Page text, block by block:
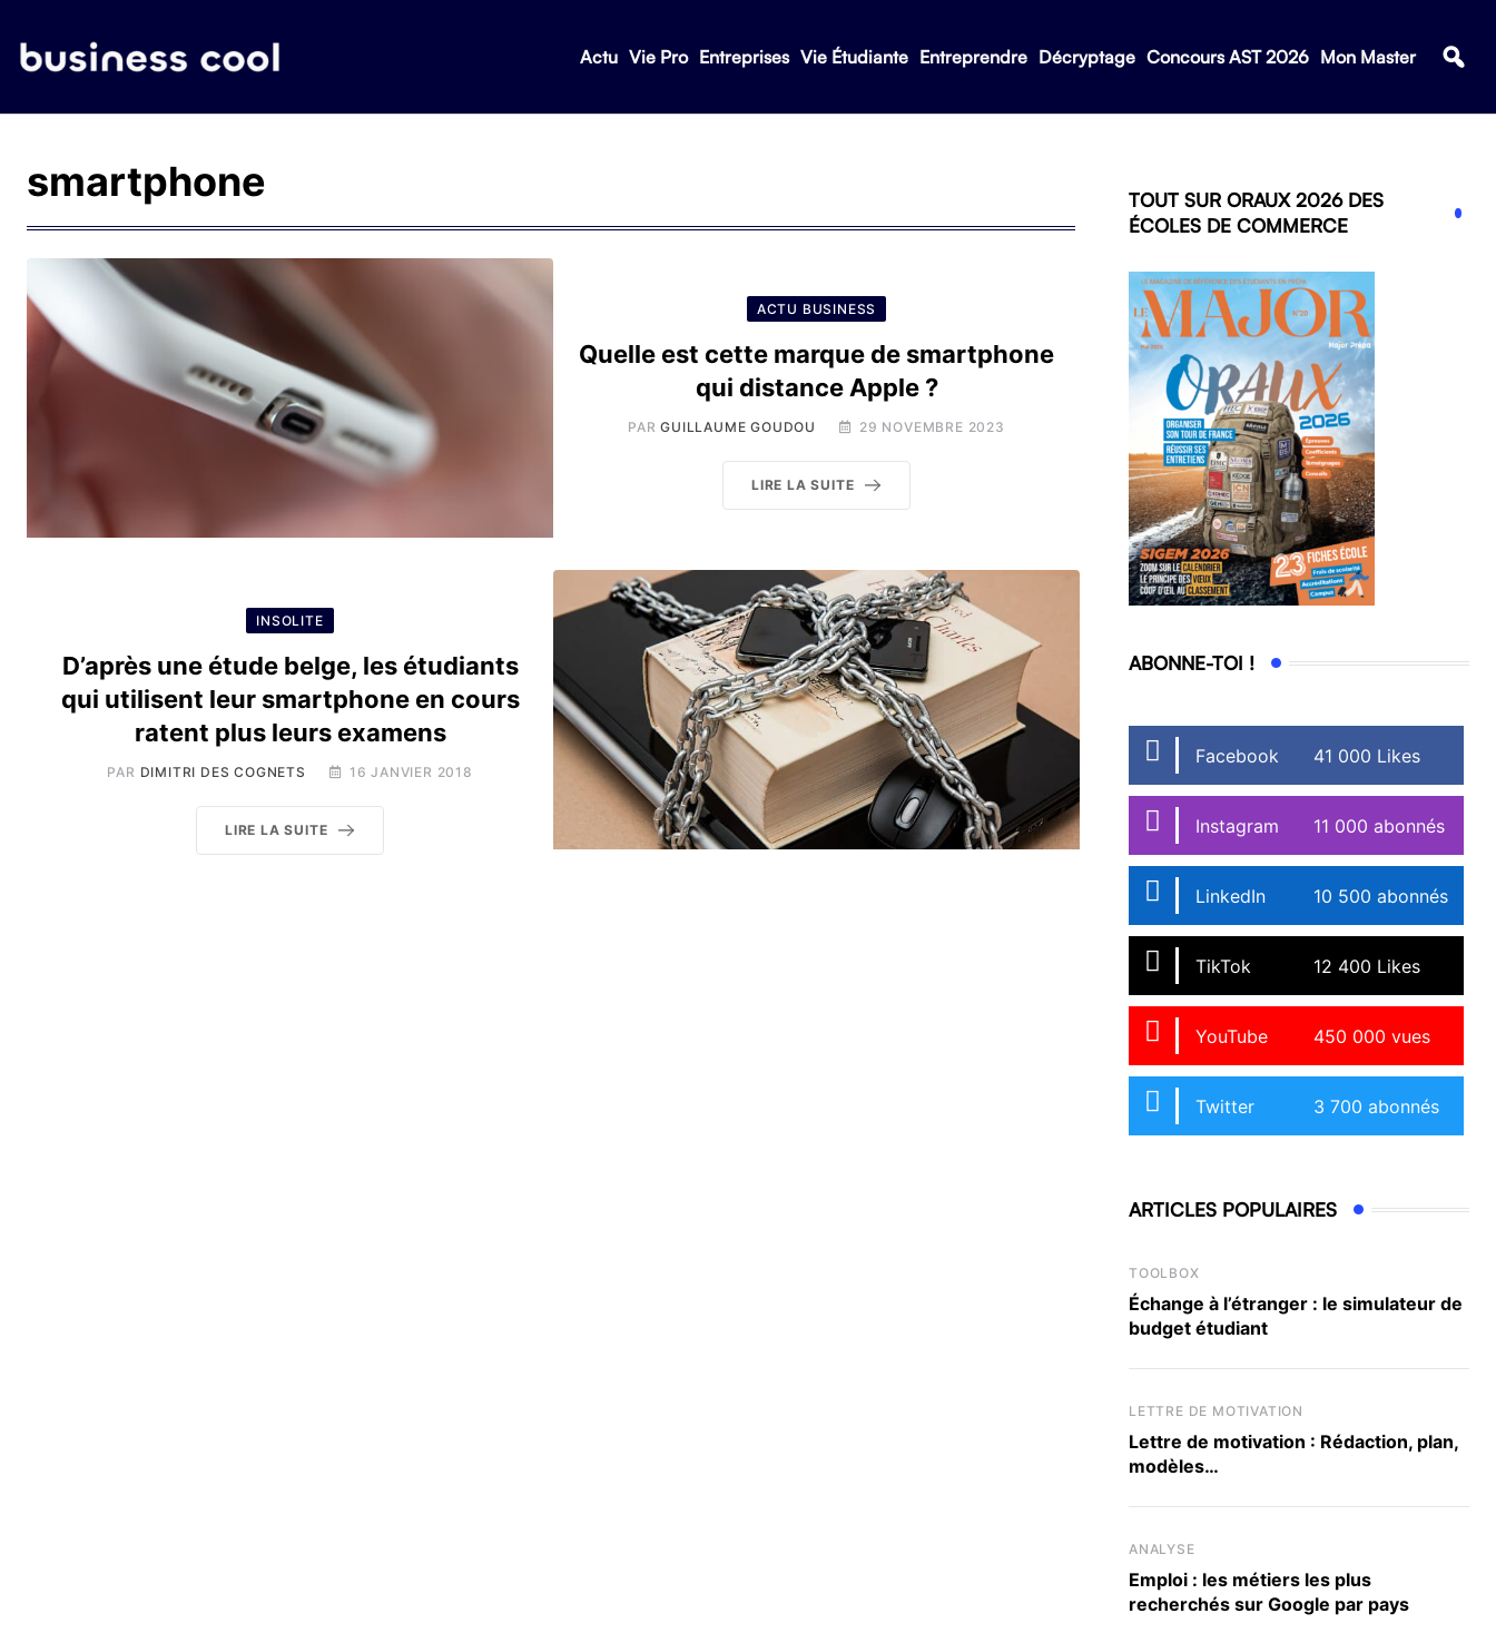
Actu Vie Pro Entreprises Vie Étudiante Entreprendre Décryptage Concours AST 2026 Mon Master
smartphone
ACTU BUSINESS
Quelle est cette marque de smartphone
qui distance Apple ?
PARGUILLAUME GOUDOU 29 NOVEMBRE 2023
LIRE LA SUITE
INSOLITE
D’après une étude belge, les étudiants
qui utilisent leur smartphone en cours
ratent plus leurs examens
PAR DIMITRI DES COGNETS 16 JANVIER 2018
LIRE LA SUITE
TOUT SUR ORAUX 2026 DES
ÉCOLES DE COMMERCE
ABONNE-TOI !
Facebook 41 000 Likes
Instagram 11 000 abonnés
LinkedIn 10 500 abonnés
TikTok 12 400 Likes
YouTube 450 000 vues
Twitter 3 700 abonnés
ARTICLES POPULAIRES
TOOLBOX
Échange à l’étranger : le simulateur de
budget étudiant
LETTRE DE MOTIVATION
Lettre de motivation : Rédaction, plan,
modèles…
ANALYSE
Emploi : les métiers les plus
recherchés sur Google par pays